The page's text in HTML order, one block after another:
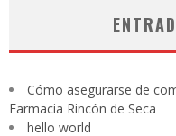
Cómo asegurarse de
Farmacia Rincón de Seca
hello world